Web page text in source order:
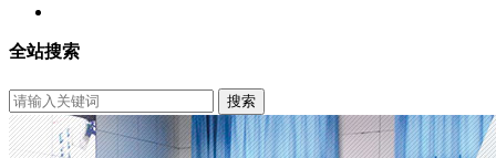
全站搜索